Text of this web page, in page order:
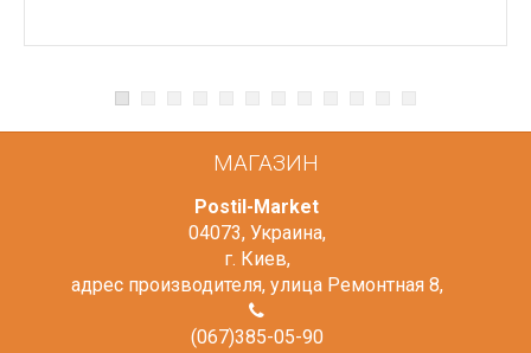
МАГАЗИН
Postil-Market
04073, Украина,
г. Киев,
адрес производителя, улица Ремонтная 8,
(067)385-05-90